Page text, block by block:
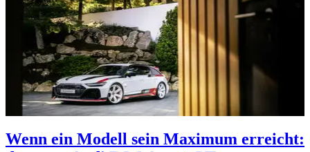
Wenn ein Modell sein Maximum erreicht: